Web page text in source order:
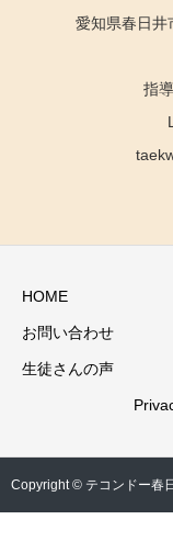
愛知県春日
指
HOME
お問い合わせ
生徒さんの声
Copyright © テコンドー春